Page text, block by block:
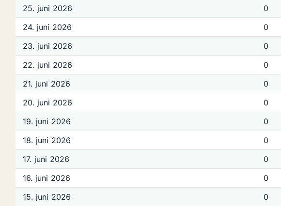
25. juni 2026
0
24. juni 2026
0
23. juni 2026
0
22. juni 2026
0
21. juni 2026
0
20. juni 2026
0
19. juni 2026
0
18. juni 2026
0
17. juni 2026
0
16. juni 2026
0
15. juni 2026
0